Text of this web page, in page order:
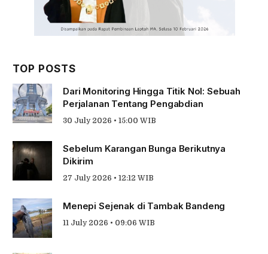
TOP POSTS
Dari Monitoring Hingga Titik Nol: Sebuah
Perjalanan Tentang Pengabdian
30 July 2026 • 15:00 WIB
Sebelum Karangan Bunga Berikutnya
Dikirim
27 July 2026 • 12:12 WIB
Menepi Sejenak di Tambak Bandeng
11 July 2026 • 09:06 WIB